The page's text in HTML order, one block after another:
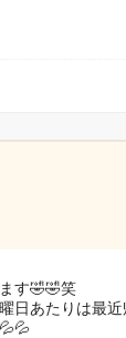
す🤣🤣笑
日あたりは最